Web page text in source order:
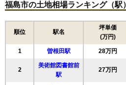
16 五老内町 29万円
29万円
27万円
19 南中央 27万円
20 旭町 26万円
福島市の土地相場ランキング（駅）
順位 駅名
坪単価
(万円)
1 曽根田駅 28万円
2
美術館図書館前
駅
27万円